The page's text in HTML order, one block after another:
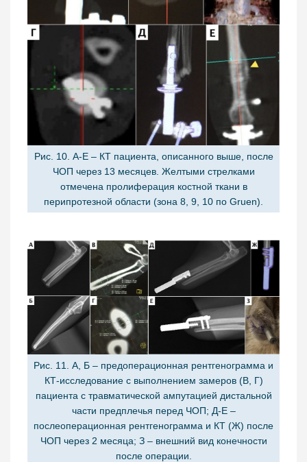
Рис. 10. А-Е – КТ пациента, описанного выше, после
ЧОП через 13 месяцев. Желтыми стрелками
отмечена пролиферация костной ткани в
перипротезной области (зона 8, 9, 10 по Gruen).
Рис. 11. А, Б – предоперационная рентгенограмма и
КТ-исследование с выполнением замеров (В, Г)
пациента с травматической ампутацией дистальной
части предплечья перед ЧОП; Д-Е –
послеоперационная рентгенограмма и КТ (Ж) после
ЧОП через 2 месяца; З – внешний вид конечности
после операции.